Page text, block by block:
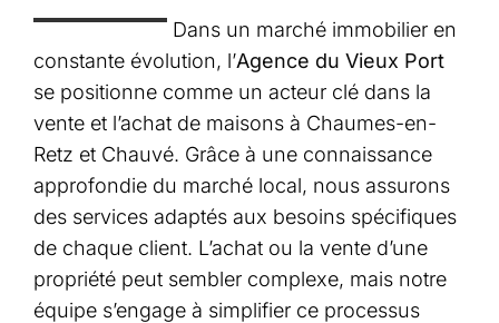
Dans un marché immobilier en
constante évolution, l’Agence du Vieux Port
se positionne comme un acteur clé dans la
vente et l’achat de maisons à Chaumes-en-
Retz et Chauvé. Grâce à une connaissance
approfondie du marché local, nous assurons
des services adaptés aux besoins spécifiques
de chaque client. L’achat ou la vente d’une
propriété peut sembler complexe, mais notre
équipe s’engage à simplifier ce processus